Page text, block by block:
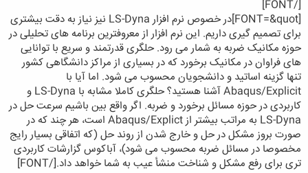
[/FONT]
[FONT=&quot]
در خصوص نرم افزار LS-Dyna نیز نیاز به دقت بیشتری
برای تصمیم گیری داریم. این نرم افزار از معروفترین برنامه های تحلیلی در
حوزه مکانیک ضربه به شمار می رود. حلگری قدرتمند و سریع با توانایی
های فراوان در مکانیک برخورد که در بسیاری از مراکز دانشگاهی کشور
تنها گزینه اساتید و دانشجویان محسوب می شود. اما آیا با
Abaqus/Explicit آشنا هستید؟ حلگری کاملا مشابه با LS-Dyna و
کاربردی در حوزه مسائل برخورد و ضربه. اگر واقع بین باشیم سرعت حل در
LS-Dyna به مراتب بیشتر از Abaqus/Explict است، هر چند که در
صورت بروز مشکل در حل و خارج شدن از روند حل (که اتفاقی بسیار رایج
مخصوصا در مسائل ضربه محسوب می شود)، آباکوس گزارشات کاربردی
تری برای رفع مشکل و شناخت منشأ عیب به شما خواهد داد.[/FONT]